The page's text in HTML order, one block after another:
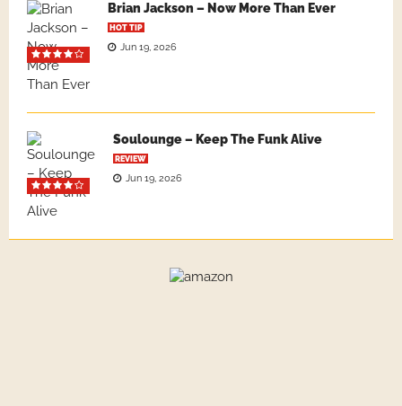
Brian Jackson – Now More Than Ever
HOT TIP
Jun 19, 2026
Soulounge – Keep The Funk Alive
REVIEW
Jun 19, 2026